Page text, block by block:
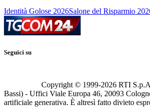
Identità Golose 2026Salone del Risparmio
Seguici su
Copyright © 1999-2026 RTI
Bassi) - Uffici Viale Europa 46, 20093
artificiale generativa. È altresì fatto divieto